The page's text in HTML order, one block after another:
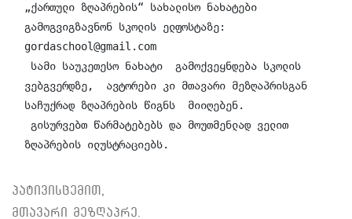
„ქართული ზღაპრების“ სახალისო ნახატები
გამოგვიგზავნონ სკოლის ელფოსტაზე:
gordaschool@gmail.com
ვებგვერდზე,  ავტორები კი მთავარი მეზღაპრისგან
საჩუქრად ზღაპრების წიგნს  მიიღებენ.
ზღაპრების ილუსტრაციებს.
პატივისცემით,
მთავარი მეზღაპრე.